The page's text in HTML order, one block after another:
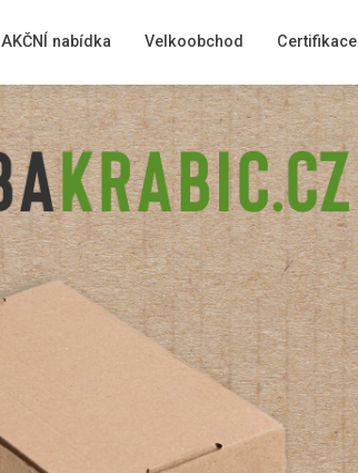
AKČNÍ nabídka Velkoobchod Certifikace